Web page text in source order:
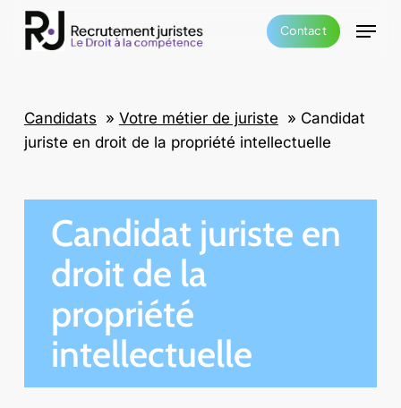
Skip
Contact
Menu
Candidats » Votre métier de juriste » Candidat
juriste en droit de la propriété intellectuelle
Candidat juriste en
droit de la
propriété
intellectuelle